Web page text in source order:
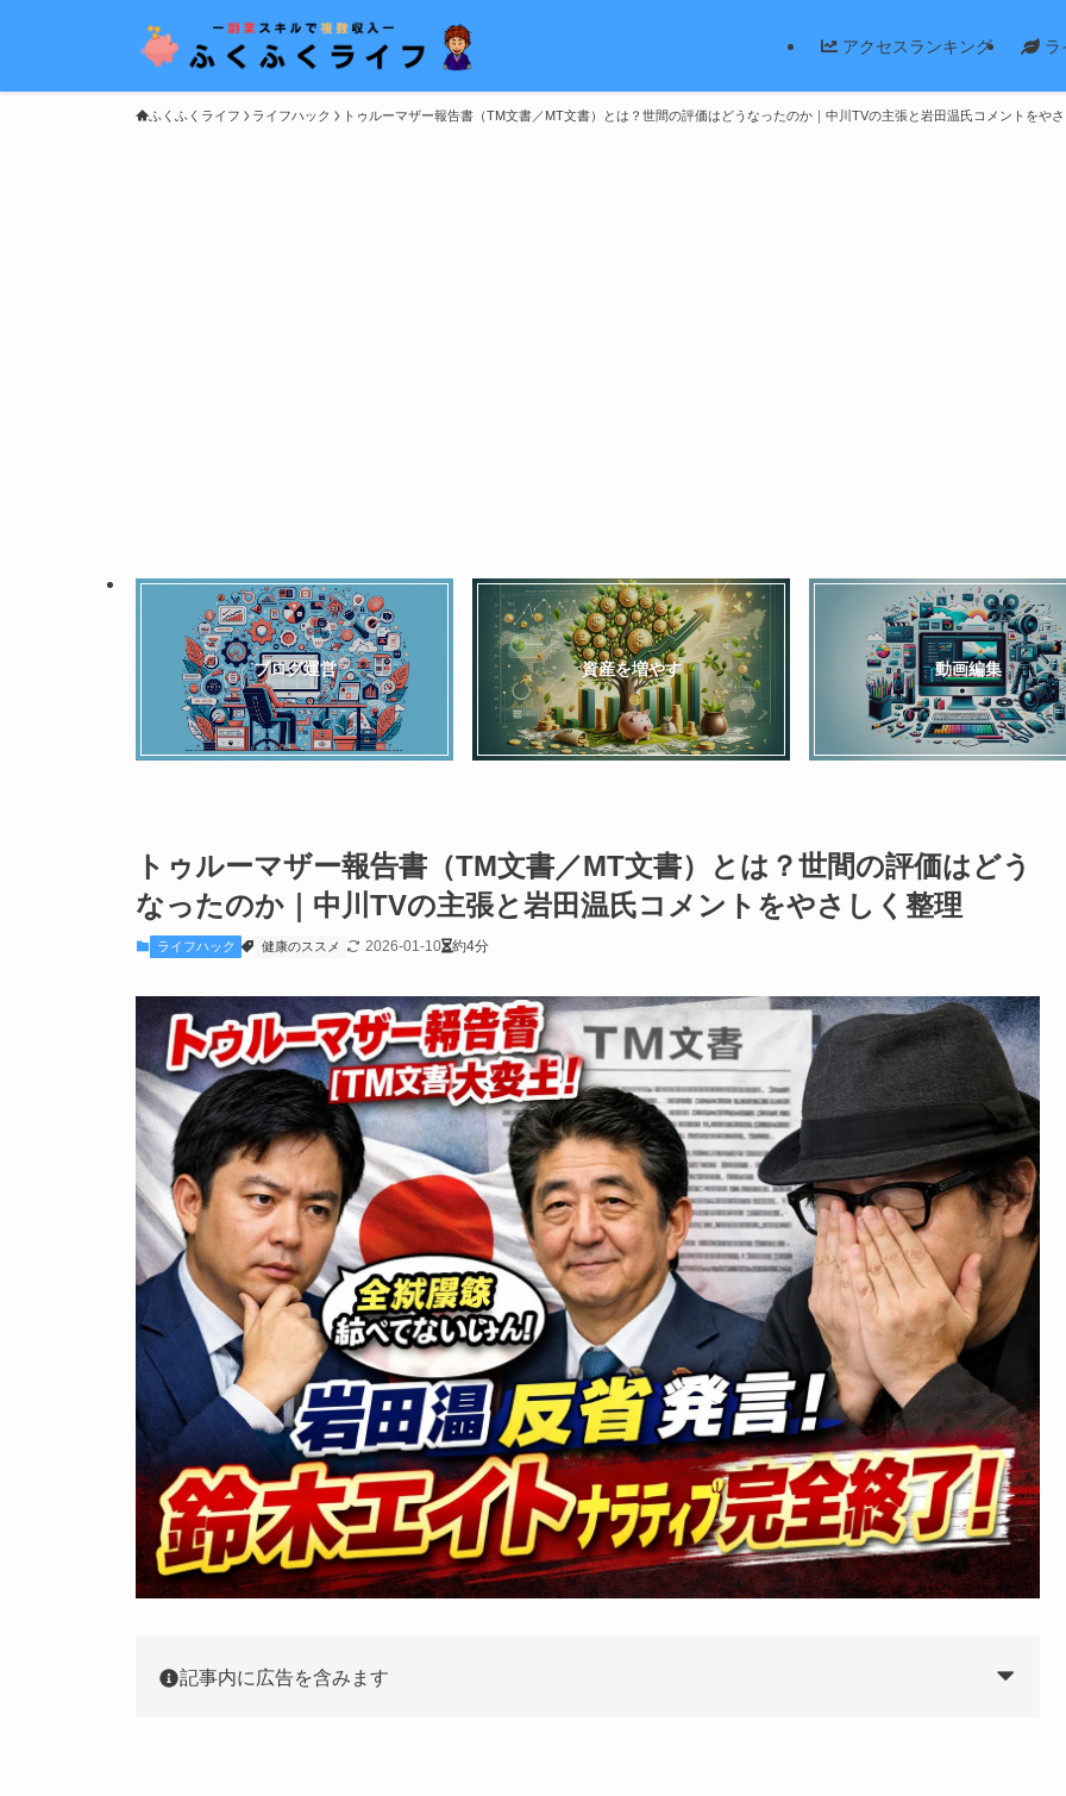
アクセスランキング ラ
ふくふくライフ ライフハック トゥルーマザー報告書（TM文書／MT文書）とは？世間の評価はどうなったのか｜中川TVの主張と岩田温氏コメントをや
ブログ運営 資産を増やす 動画編集
トゥルーマザー報告書（TM文書／MT文書）とは？世間の評価はどう
なったのか｜中川TVの主張と岩田温氏コメントをやさしく整理
ライフハック 健康のススメ 2026-01-10 約4分
記事内に広告を含みます